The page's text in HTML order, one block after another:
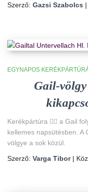
Szerző: Gazsi Szabolcs
EGYNAPOS
Gail-
Kerékpártúra 🚴‍♀️ a Gail
kellemes napsütésben. A
völgye a sok közül.
Szerző: Varga Tibor|